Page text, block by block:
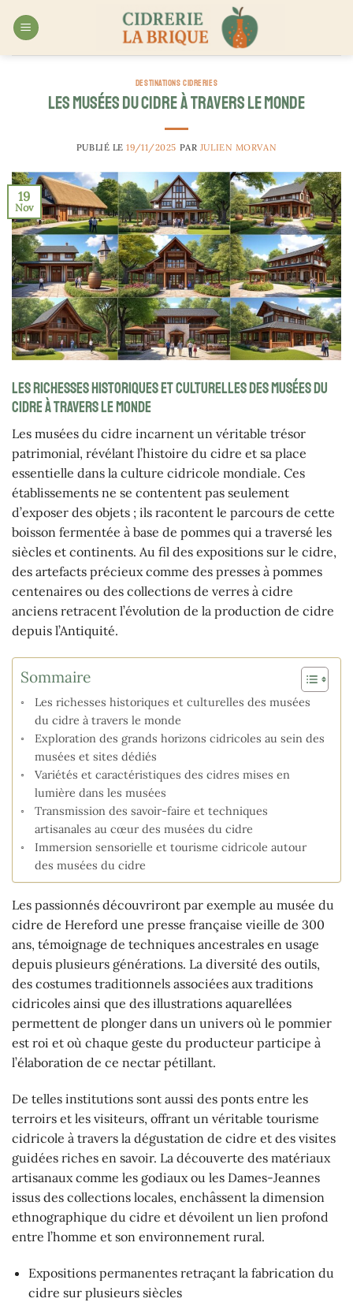
DESTINATIONS CIDRERIES
Les musées du cidre à travers le monde
PUBLIÉ LE19/11/2025 PAR JULIEN MORVAN
19
Nov
Les richesses historiques et culturelles des musées du
cidre à travers le monde
Les musées du cidre incarnent un véritable trésor
patrimonial, révélant l’histoire du cidre et sa place
essentielle dans la culture cidricole mondiale. Ces
établissements ne se contentent pas seulement
d’exposer des objets ; ils racontent le parcours de cette
boisson fermentée à base de pommes qui a traversé les
siècles et continents. Au fil des expositions sur le cidre,
des artefacts précieux comme des presses à pommes
centenaires ou des collections de verres à cidre
anciens retracent l’évolution de la production de cidre
depuis l’Antiquité.
Sommaire
Les richesses historiques et culturelles des musées
du cidre à travers le monde
Exploration des grands horizons cidricoles au sein des
musées et sites dédiés
Variétés et caractéristiques des cidres mises en
lumière dans les musées
Transmission des savoir-faire et techniques
artisanales au cœur des musées du cidre
Immersion sensorielle et tourisme cidricole autour
des musées du cidre
Les passionnés découvriront par exemple au musée du
cidre de Hereford une presse française vieille de 300
ans, témoignage de techniques ancestrales en usage
depuis plusieurs générations. La diversité des outils,
des costumes traditionnels associées aux traditions
cidricoles ainsi que des illustrations aquarellées
permettent de plonger dans un univers où le pommier
est roi et où chaque geste du producteur participe à
l’élaboration de ce nectar pétillant.
De telles institutions sont aussi des ponts entre les
terroirs et les visiteurs, offrant un véritable tourisme
cidricole à travers la dégustation de cidre et des visites
guidées riches en savoir. La découverte des matériaux
artisanaux comme les godiaux ou les Dames-Jeannes
issus des collections locales, enchâssent la dimension
ethnographique du cidre et dévoilent un lien profond
entre l’homme et son environnement rural.
Expositions permanentes retraçant la fabrication du
cidre sur plusieurs siècles